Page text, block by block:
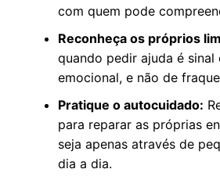
com quem pode
Reconheça os próprios
quando pedir ajuda é sinal
emocional, e não de
Pratique o autocuidado:
para reparar as próprias
seja apenas através de
dia a dia.